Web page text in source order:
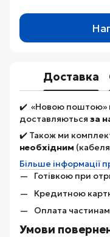
Доставка
✔️ «Новою поштою»
доставляються за
✔️ Також ми
необхідним
Більше інформації
Готівкою при
Кредитною
Оплата
Умови